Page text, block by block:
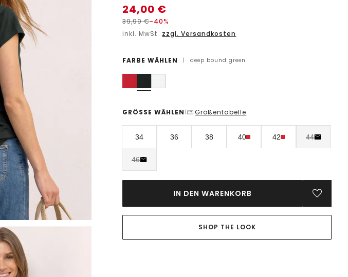
24,00 €
39,99€-40%
inkl. MwSt. zzgl. Versandkosten
FARBE WÄHLEN | deep bound green
GRÖSSE WÄHLEN | Größentabelle
34 36 38 40 42 44
46
IN DEN WARENKORB
SHOP THE LOOK